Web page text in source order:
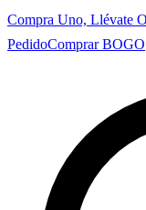
Compra Uno, Llévate
PedidoComprar BOGO